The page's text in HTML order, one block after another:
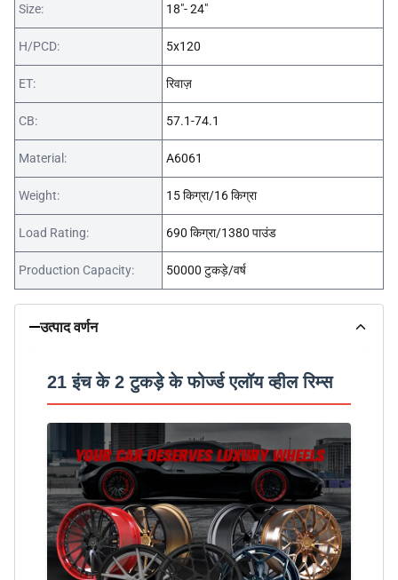
Size: 18"- 24"
H/PCD: 5x120
ET: रिवाज़
CB: 57.1-74.1
Material: A6061
Weight: 15 किग्रा/16 किग्रा
Load Rating: 690 किग्रा/1380 पाउंड
Production Capacity: 50000 टुकड़े/वर्ष
उत्पाद वर्णन
21 इंच के 2 टुकड़े के फोर्ज्ड एलॉय व्हील रिम्स